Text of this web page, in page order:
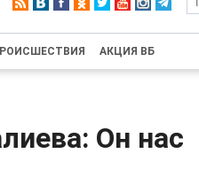
АКЦИЯ ВБ
Он нас